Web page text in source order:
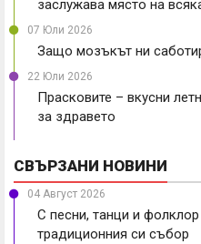
заслужава място на
07 Юли 2026
Защо мозъкът ни
22 Юли 2026
Прасковите – вкусни
за здравето
СВЪРЗАНИ НОВИНИ
04 Август 2026
С песни, танци и
традиционния си събор